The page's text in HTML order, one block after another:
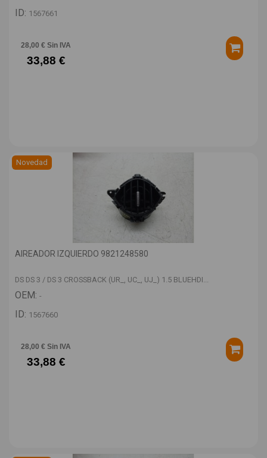
ID: 1567661
28,00 € Sin IVA
33,88 €
Novedad
AIREADOR IZQUIERDO 9821248580
DS DS 3 / DS 3 CROSSBACK (UR_, UC_, UJ_) 1.5 BLUEHDI...
OEM: -
ID: 1567660
28,00 € Sin IVA
33,88 €